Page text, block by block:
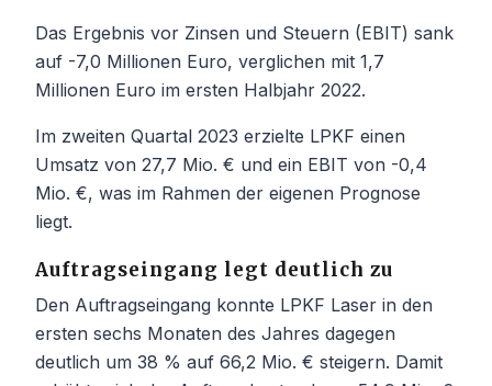
Das Ergebnis vor Zinsen und Steuern (EBIT) sank
auf -7,0 Millionen Euro, verglichen mit 1,7
Millionen Euro im ersten Halbjahr 2022.
Im zweiten Quartal 2023 erzielte LPKF einen
Umsatz von 27,7 Mio. € und ein EBIT von -0,4
Mio. €, was im Rahmen der eigenen Prognose
liegt.
Auftragseingang legt deutlich zu
Den Auftragseingang konnte LPKF Laser in den
ersten sechs Monaten des Jahres dagegen
deutlich um 38 % auf 66,2 Mio. € steigern. Damit